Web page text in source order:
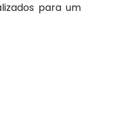
para um